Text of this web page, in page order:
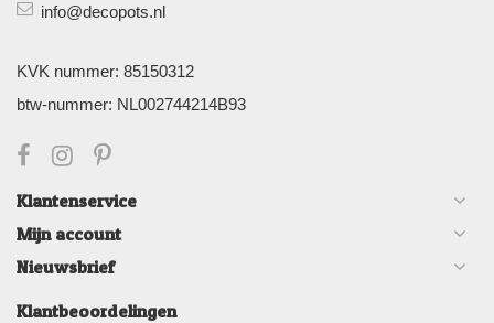
info@decopots.nl
KVK nummer: 85150312
btw-nummer: NL002744214B93
Klantenservice
Mijn account
Nieuwsbrief
Klantbeoordelingen